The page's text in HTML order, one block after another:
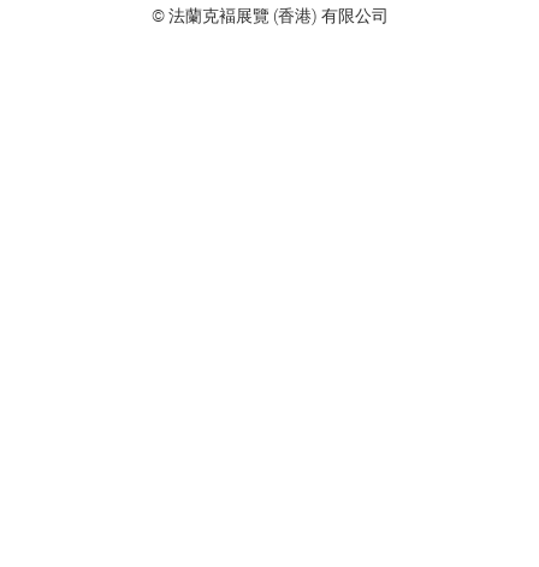
© 法蘭克褔展覽 (香港) 有限公司